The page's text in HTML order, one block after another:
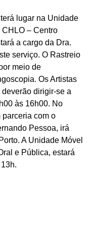
lugar na Unidade
– Centro
a cargo da Dra.
serviço. O Rastreio
meio de
Os Artistas
dirigir-se a
às 16h00. No
parceria com o
Pessoa, irá
A Unidade Móvel
e Pública, estará